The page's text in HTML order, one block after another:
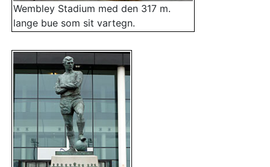
Wembley Stadium med den 317 m.
lange bue som sit vartegn.